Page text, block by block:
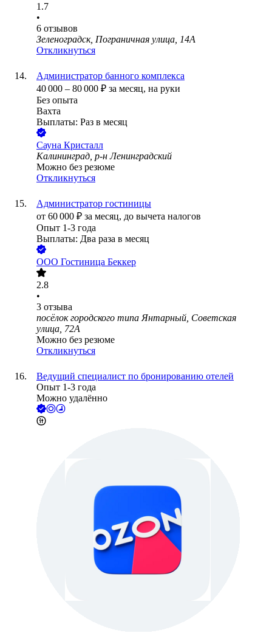
1.7
•
6 отзывов
Зеленоградск, Пограничная улица, 14А
Откликнуться
Администратор банного комплекса
40 000 – 80 000 ₽ за месяц, на руки
Без опыта
Вахта
Выплаты: Раз в месяц
Сауна Кристалл
Калининград, р-н Ленинградский
Можно без резюме
Откликнуться
Администратор гостиницы
от 60 000 ₽ за месяц, до вычета налогов
Опыт 1-3 года
Выплаты: Два раза в месяц
ООО Гостиница Беккер
2.8
•
3 отзыва
посёлок городского типа Янтарный, Советская
улица, 72А
Можно без резюме
Откликнуться
Ведущий специалист по бронированию отелей
Опыт 1-3 года
Можно удалённо